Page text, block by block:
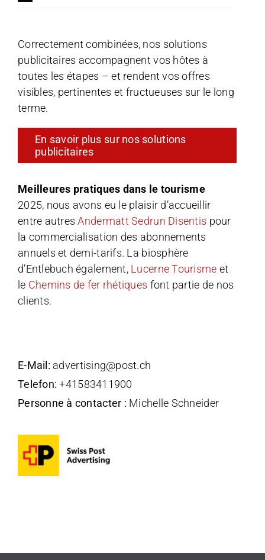
Correctement combinées, nos solutions
publicitaires accompagnent vos hôtes à
toutes les étapes – et rendent vos offres
visibles, pertinentes et fructueuses sur le long
terme.
En savoir plus sur nos solutions
publicitaires
Meilleures pratiques dans le tourisme
2025, nous avons eu le plaisir d’accueillir
entre autresAndermatt Sedrun Disentis pour
la commercialisation des abonnements
annuels et demi-tarifs. La biosphère
d’Entlebuch également, Lucerne Tourisme et
le Chemins de fer rhétiques font partie de nos
clients.
E-Mail: advertising@post.ch
Telefon:+41583411900
Personne à contacter : Michelle Schneider